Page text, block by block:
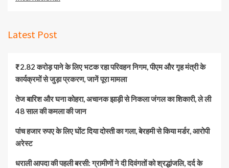
Latest Post
₹2.82 करोड़ पाने के लिए भटक रहा परिवहन निगम, पीएम और गृह मंत्री के
कार्यक्रमों से जुड़ा प्रकरण, जानें पूरा मामला
तेज बारिश और घना कोहरा, अचानक झाड़ी से निकला जंगल का शिकारी, ले ली
48 साल की कमला की जान
पांच हजार रुपए के लिए घोंट दिया दोस्ती का गला, बेरहमी से किया मर्डर, आरोपी
अरेस्ट
धराली आपदा की पहली बरसी: ग्रामीणों ने दी दिवंगतों को श्रद्धांजलि, दर्द के